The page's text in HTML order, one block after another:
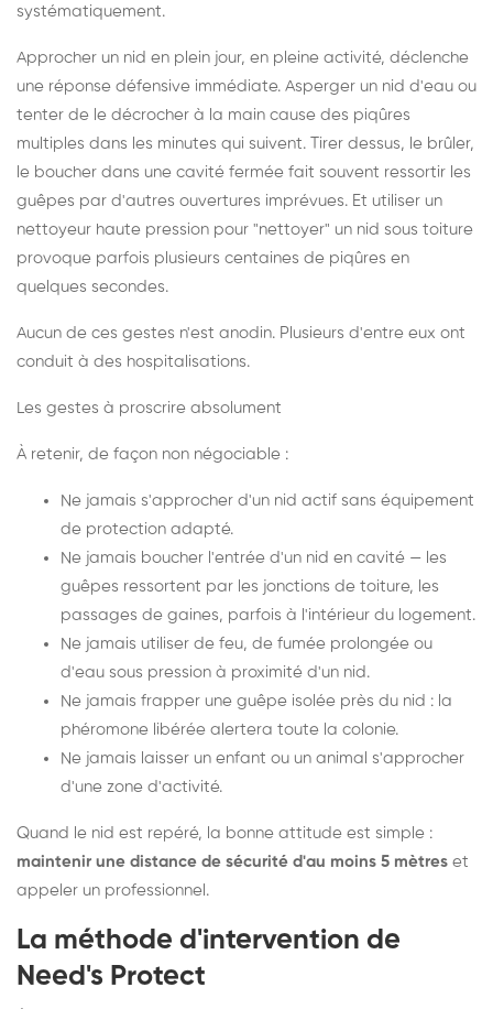
systématiquement.
Approcher un nid en plein jour, en pleine activité, déclenche
une réponse défensive immédiate. Asperger un nid d'eau ou
tenter de le décrocher à la main cause des piqûres
multiples dans les minutes qui suivent. Tirer dessus, le brûler,
le boucher dans une cavité fermée fait souvent ressortir les
guêpes par d'autres ouvertures imprévues. Et utiliser un
nettoyeur haute pression pour "nettoyer" un nid sous toiture
provoque parfois plusieurs centaines de piqûres en
quelques secondes.
Aucun de ces gestes n'est anodin. Plusieurs d'entre eux ont
conduit à des hospitalisations.
Les gestes à proscrire absolument
À retenir, de façon non négociable :
Ne jamais s'approcher d'un nid actif sans équipement
de protection adapté.
Ne jamais boucher l'entrée d'un nid en cavité — les
guêpes ressortent par les jonctions de toiture, les
passages de gaines, parfois à l'intérieur du logement.
Ne jamais utiliser de feu, de fumée prolongée ou
d'eau sous pression à proximité d'un nid.
Ne jamais frapper une guêpe isolée près du nid : la
phéromone libérée alertera toute la colonie.
Ne jamais laisser un enfant ou un animal s'approcher
d'une zone d'activité.
Quand le nid est repéré, la bonne attitude est simple :
maintenir une distance de sécurité d'au moins 5 mètres et
appeler un professionnel.
La méthode d'intervention de
Need's Protect